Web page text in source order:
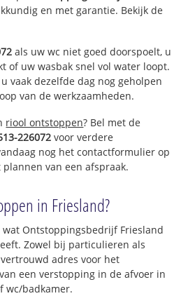
en met garantie. Bekijk de
als uw wc niet goed doorspoelt, u
of uw wasbak snel vol water loopt.
vaak dezelfde dag nog geholpen
van de werkzaamheden.
riool ontstoppen? Bel met de
226072 voor verdere
nog het contactformulier op
van een afspraak.
in Friesland?
Ontstoppingsbedrijf Friesland
Zowel bij particulieren als
adres voor het
een verstopping in de afvoer in
wc/badkamer.